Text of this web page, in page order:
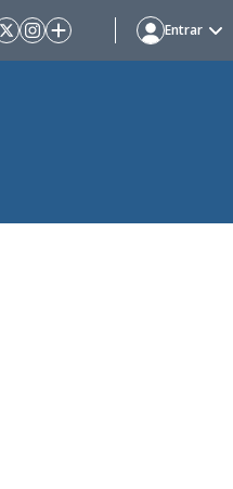
Entrar